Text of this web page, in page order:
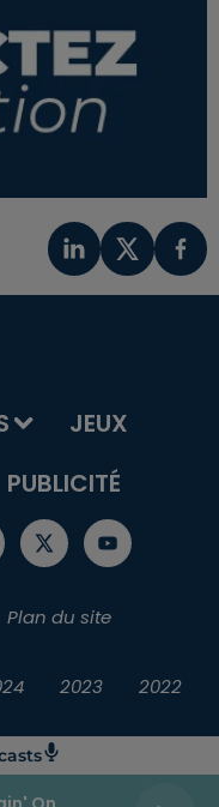
JEUX
PUBLICITÉ
Plan du site
2023 2022